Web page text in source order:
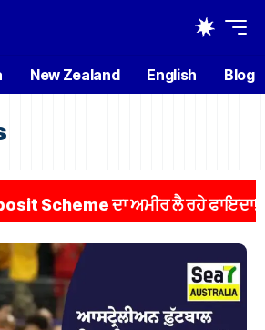
New Zealand English Blog
ਦਾ ਅਮੀਰ ਲੈ ਰਹੇ ਫਾਇਦਾ!